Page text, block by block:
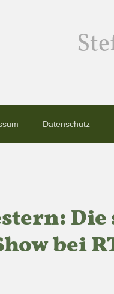
Datenschutz
bei